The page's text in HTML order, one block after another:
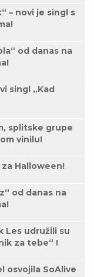
– novi je singl s
od danas na
singl „Kad
splitske grupe
vinilu!
Halloween!
od danas na
Les udružili su
za tebe“ !
osvojila SoAlive